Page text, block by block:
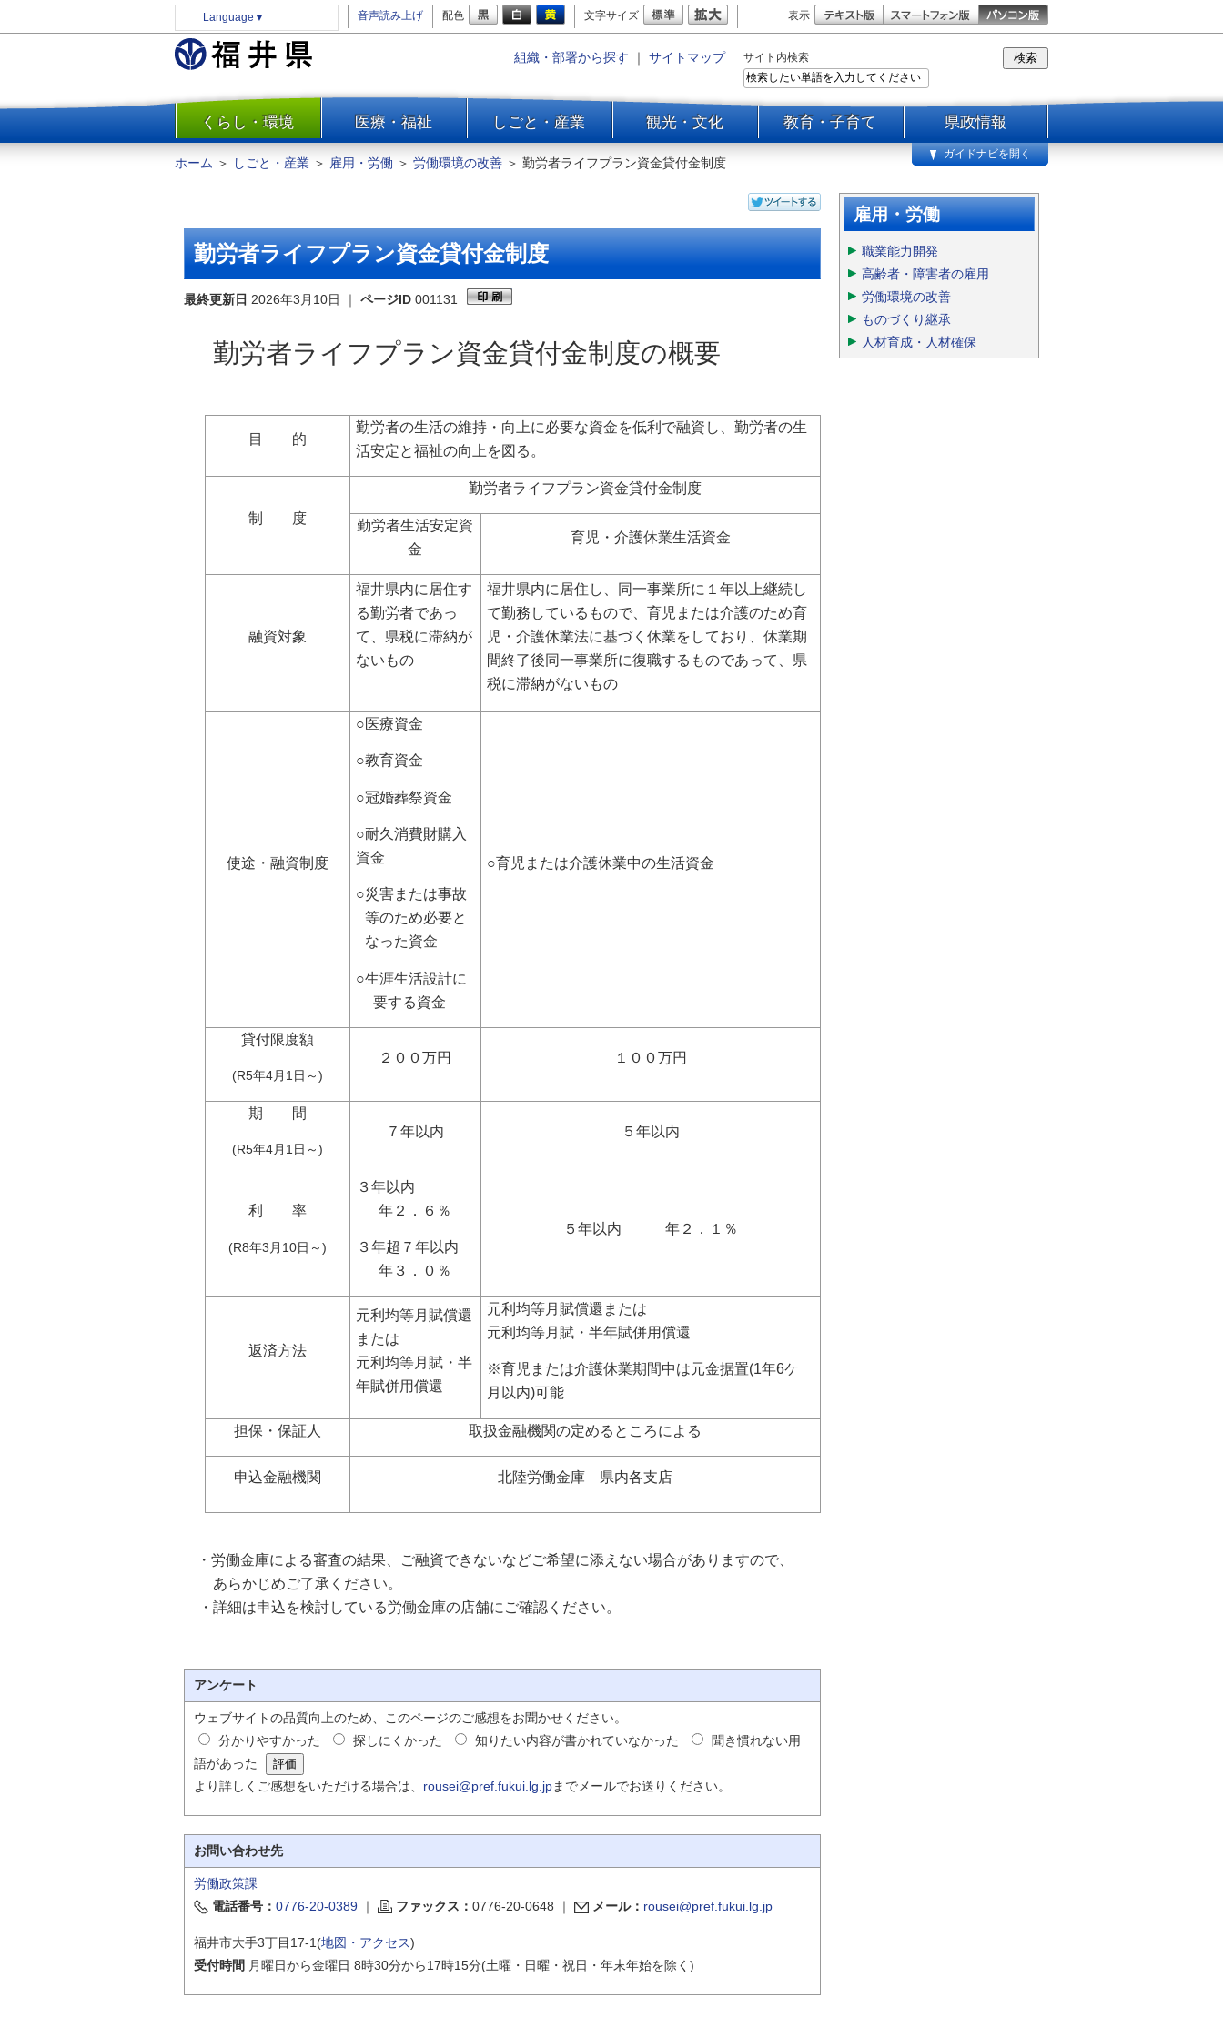
Language ▼ 音声読み上げ 配色 文字サイズ 表示
組織・部署から探す ｜ サイトマップ サイト内検索
一覧
くらし・環境 医療・福祉 しごと・産業 観光・文化 教育・子育て 県政情報
防災
水道・エネルギー
住まい・土地
環境問題・廃棄物対策・リサ
イクル
まちづくり
交通・道路
ホーム ＞ しごと・産業 ＞ 雇用・労働 ＞ 労働環境の改善 ＞ 勤労者ライフプラン資金貸付金制度
ガイドナビを開く
勤労者ライフプラン資金貸付金制度
最終更新日 2026年3月10日 ｜ ページID 001131
勤労者ライフプラン資金貸付金制度の概要
目 的
勤労者の生活の維持・向上に必要な資金を低利で融資し、勤労者の生
活安定と福祉の向上を図る。
制 度
勤労者ライフプラン資金貸付金制度
勤労者生活安定資
金
育児・介護休業生活資金
融資対象
福井県内に居住す
る勤労者であっ
て、県税に滞納が
ないもの
福井県内に居住し、同一事業所に １年以上継続し
て勤務しているもので、育児または介護のため育
児・介護休業法に基づく休業をしており、休業期
間終了後同一事業所に復職するものであって、県
税に滞納がないもの
使途・融資制度
○医療資金
○教育資金
○冠婚葬祭資金
○耐久消費財購入
資金
○災害または事故
等のため必要と
なった資金
○生涯生活設計に
要する資金
○育児または介護休業中の生活資金
貸付限度額
(R5年4月1日～)
２００万円 １００万円
期 間
(R5年4月1日～)
７年以内 ５年以内
利 率
(R8年3月10日～)
３年以内
年２．６％
３年超７年以内
年３．０％
５年以内 年２．１％
返済方法
元利均等月賦償還
または
元利均等月賦・半
年賦併用償還
元利均等月賦償還または
元利均等月賦・半年賦併用償還
※育児または介護休業期間中は元金据置(1年6ケ
月以内)可能
担保・保証人 取扱金融機関の定めるところによる
申込金融機関 北陸労働金庫 県内各支店
・労働金庫による審査の結果、ご融資できないなどご希望に添えない場合がありますので、
あらかじめご了承ください。
・詳細は申込を検討している労働金庫の店舗にご確認ください。
アンケート
ウェブサイトの品質向上のため、このページのご感想をお聞かせください。
分かりやすかった
探しにくかった 知りたい内容が書かれていなかった
聞き慣れない用
語があった
より詳しくご感想をいただける場合は、 rousei@pref.fukui.lg.jpまでメールでお送りください。
お問い合わせ先
労働政策課
電話番号： 0776-20-0389 ｜ ファックス： 0776-20-0648 ｜ メール： rousei@pref.fukui.lg.jp
福井市大手3丁目17-1(地図・アクセス)
受付時間 月曜日から金曜日 8時30分から17時15分(土曜・日曜・祝日・年末年始を除く)
雇用・労働
職業能力開発
高齢者・障害者の雇用
労働環境の改善
ものづくり継承
人材育成・人材確保